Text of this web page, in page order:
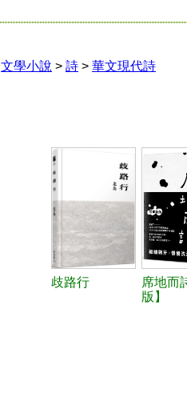
文學小說 > 詩 > 華文現代詩
歧路行
席地而
版】